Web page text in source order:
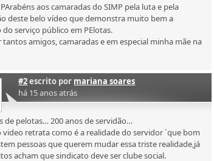
aos camaradas do SIMP pela luta e pela
deste belo vídeo que demonstra muito bem a
do serviço público em PElotas.
tantos amigos, camaradas e em especial minha mãe na
#2escrito por mariana soares
há 15 anos atrás
de pelotas… 200 anos de servidão…
video retrata como é a realidade do servidor ´que bom
pessoas que querem mudar essa triste realidade,já
acham que sindicato deve ser clube social.